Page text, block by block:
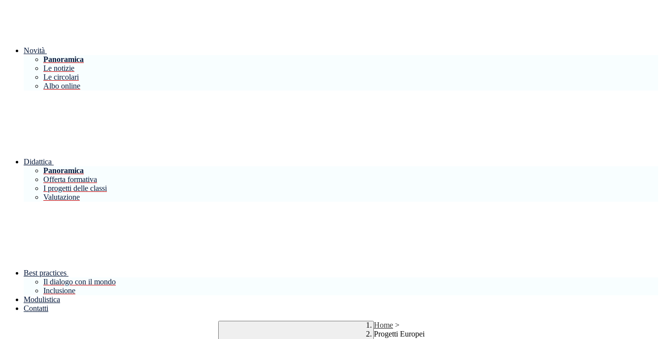
Novità
Panoramica
Le notizie
Le circolari
Albo online
Didattica
Panoramica
Offerta formativa
I progetti delle classi
Valutazione
Best practices
Il dialogo con il mondo
Inclusione
Modulistica
Contatti
Home >
Progetti Europei